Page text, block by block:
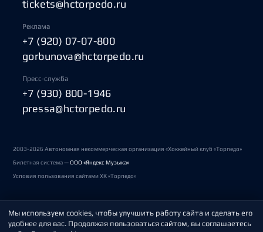
tickets@hctorpedo.ru
Реклама
+7 (920) 07-07-800
gorbunova@hctorpedo.ru
Пресс-служба
+7 (930) 800-1946
pressa@hctorpedo.ru
2003-2026 Автономная некоммерческая организация «Хоккейный клуб «Торпедо»
Билетная система —ООО «Яндекс Музыка»
Условия пользования сайтами ХК «Торпедо»
Политика обработки персональных данных
Мы используем cookies, чтобы улучшить работу сайта и сделать его
удобнее для вас. Продолжая пользоваться сайтом, вы соглашаетесь